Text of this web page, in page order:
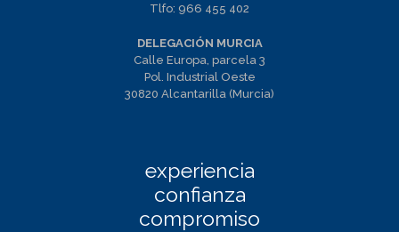
Tlfo: 966 455 402
DELEGACIÓN MURCIA
Calle Europa, parcela 3
Pol. Industrial Oeste
30820 Alcantarilla (Murcia)
experiencia
confianza
compromiso